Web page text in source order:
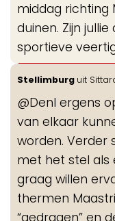
middag richting
duinen. Zijn
sportieve
Stellimburg uit
@DenI ergens
van elkaar
worden. Verder
met het stel als
graag willen
thermen
“gedragen” en